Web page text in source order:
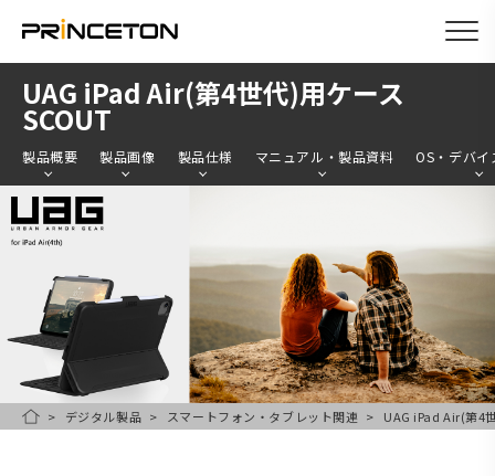
テ
に
動
UAG iPad Air(第4世代)用ケース
SCOUT
製品概要 製品画像 製品仕様 マニュアル・製品資料 OS・デバイ
HOMEデジタル製品 スマートフォン・タブレット関連 UAG iPad Air(第4